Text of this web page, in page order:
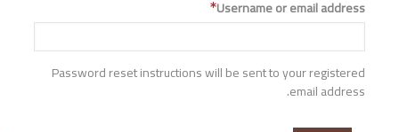
Username or email address
Password reset instructions will be sent to your registered
email address.